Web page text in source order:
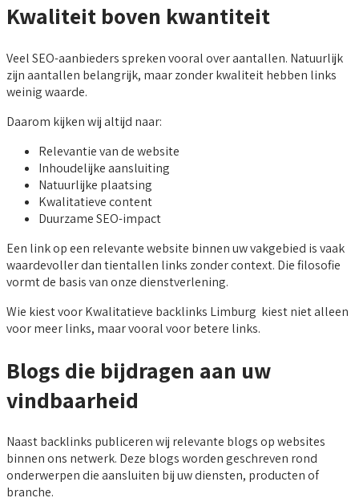
Kwaliteit boven kwantiteit
Veel SEO-aanbieders spreken vooral over aantallen. Natuurlijk
zijn aantallen belangrijk, maar zonder kwaliteit hebben links
weinig waarde.
Daarom kijken wij altijd naar:
Relevantie van de website
Inhoudelijke aansluiting
Natuurlijke plaatsing
Kwalitatieve content
Duurzame SEO-impact
Een link op een relevante website binnen uw vakgebied is vaak
waardevoller dan tientallen links zonder context. Die filosofie
vormt de basis van onze dienstverlening.
Wie kiest voor Kwalitatieve backlinks Limburg kiest niet alleen
voor meer links, maar vooral voor betere links.
Blogs die bijdragen aan uw
vindbaarheid
Naast backlinks publiceren wij relevante blogs op websites
binnen ons netwerk. Deze blogs worden geschreven rond
onderwerpen die aansluiten bij uw diensten, producten of
branche.